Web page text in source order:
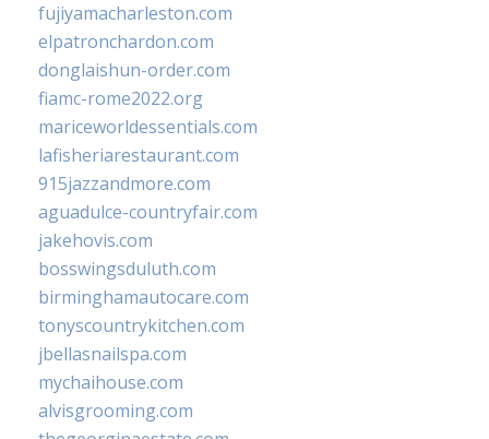
fujiyamacharleston.com
elpatronchardon.com
donglaishun-order.com
fiamc-rome2022.org
mariceworldessentials.com
lafisheriarestaurant.com
915jazzandmore.com
aguadulce-countryfair.com
jakehovis.com
bosswingsduluth.com
birminghamautocare.com
tonyscountrykitchen.com
jbellasnailspa.com
mychaihouse.com
alvisgrooming.com